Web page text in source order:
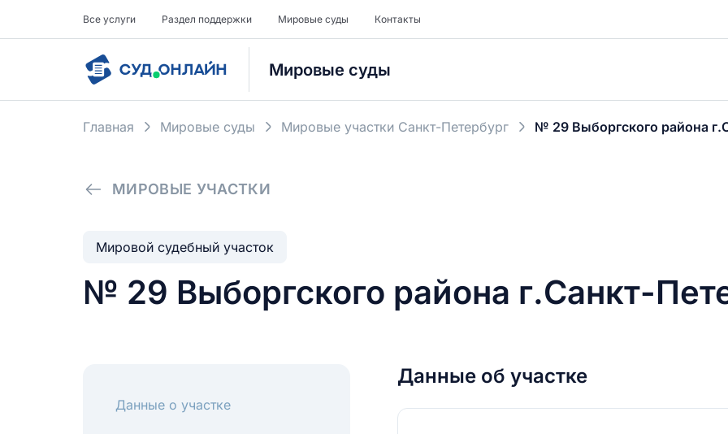
Все услуги Раздел поддержки Мировые суды Контакты
Мировые суды
Главная Мировые суды Мировые участки Санкт-Петербург № 29 Выборгского района
МИРОВЫЕ УЧАСТКИ
Мировой судебный участок
№ 29 Выборгского района г.Санкт-
Данные о участке
Данные об участке